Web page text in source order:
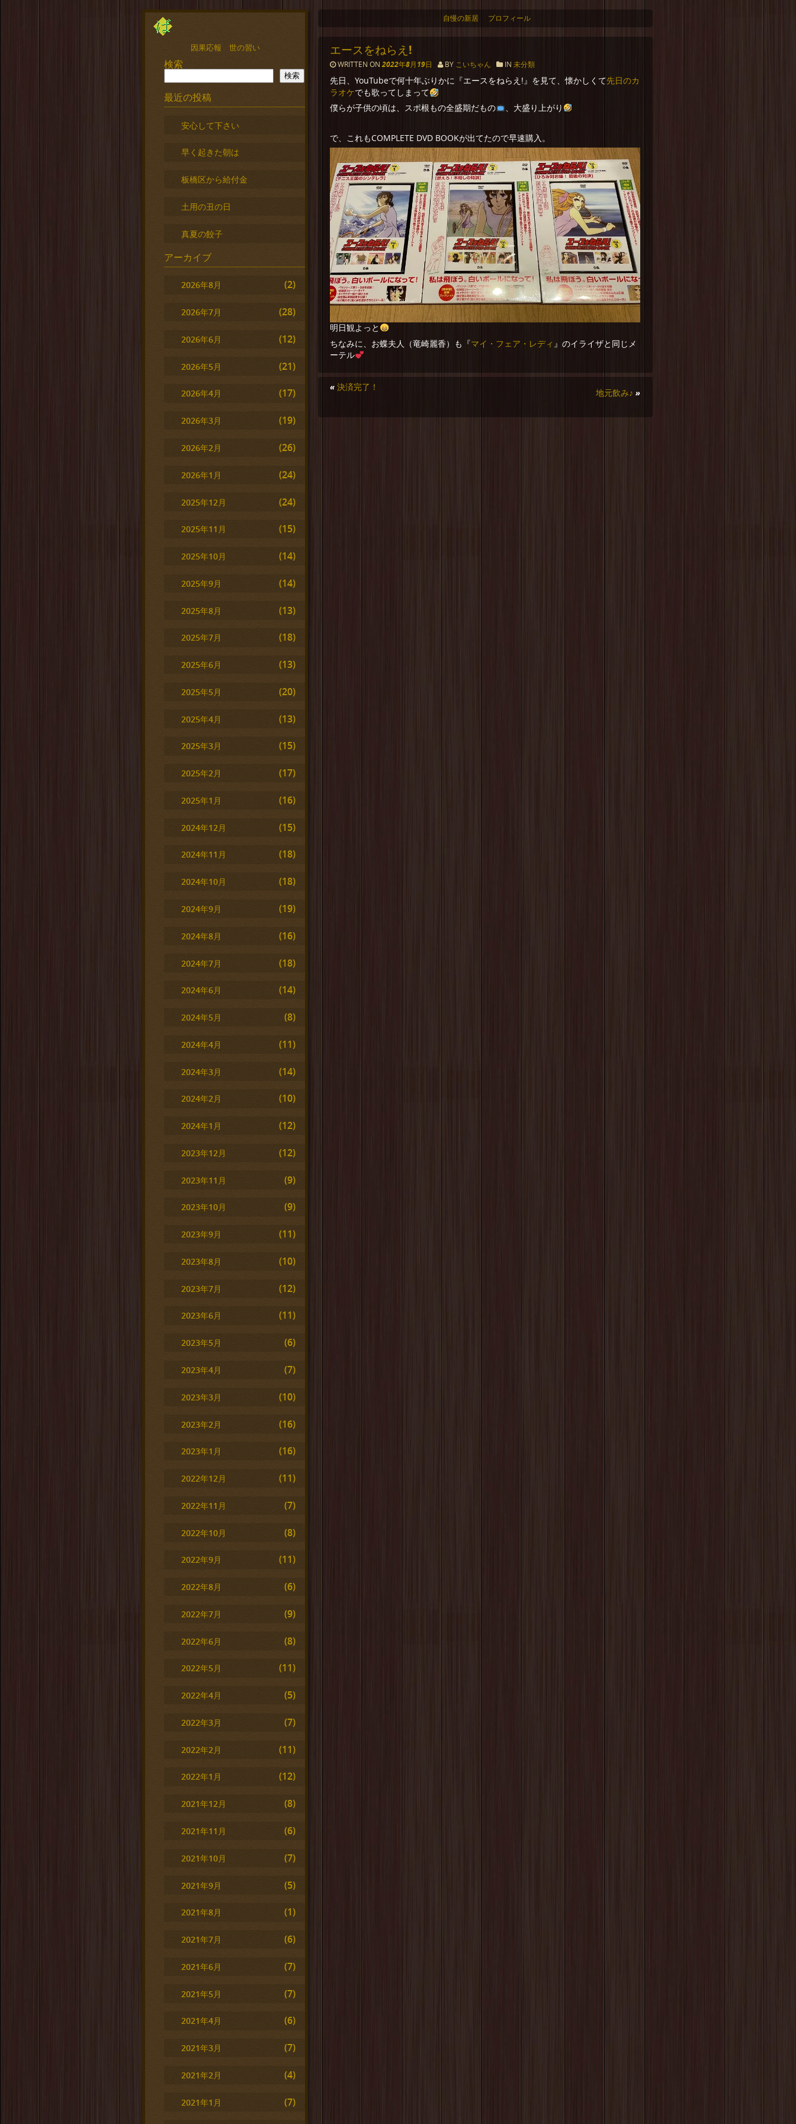
自慢の新居 プロフィール
エースをねらえ!
WRITTEN ON2022年8月19日 BY こいちゃん IN未分類
先日、YouTubeで何十年ぶりかに『エースをねらえ!』を見て、懐かしくて先日のカ
ラオケでも歌ってしまって
僕らが子供の頃は、スポ根もの全盛期だもの
、大盛り上がり
で、これもCOMPLETE DVD BOOKが出てたので早速購入。
明日観よっと
ちなみに、お蝶夫人（竜崎麗香）も『マイ・フェア・レディ 』のイライザと同じメ
ーテル
«決済完了！
地元飲み♪ »
因果応報 世の習い
検索
検索
最近の投稿
安心して下さい
早く起きた朝は
板橋区から給付金
土用の丑の日
真夏の餃子
アーカイブ
2026年8月 (2)
2026年7月 (28)
2026年6月 (12)
2026年5月 (21)
2026年4月 (17)
2026年3月 (19)
2026年2月 (26)
2026年1月 (24)
2025年12月 (24)
2025年11月 (15)
2025年10月 (14)
2025年9月 (14)
2025年8月 (13)
2025年7月 (18)
2025年6月 (13)
2025年5月 (20)
2025年4月 (13)
2025年3月 (15)
2025年2月 (17)
2025年1月 (16)
2024年12月 (15)
2024年11月 (18)
2024年10月 (18)
2024年9月 (19)
2024年8月 (16)
2024年7月 (18)
2024年6月 (14)
2024年5月 (8)
2024年4月 (11)
2024年3月 (14)
2024年2月 (10)
2024年1月 (12)
2023年12月 (12)
2023年11月 (9)
2023年10月 (9)
2023年9月 (11)
2023年8月 (10)
2023年7月 (12)
2023年6月 (11)
2023年5月 (6)
2023年4月 (7)
2023年3月 (10)
2023年2月 (16)
2023年1月 (16)
2022年12月 (11)
2022年11月 (7)
2022年10月 (8)
2022年9月 (11)
2022年8月 (6)
2022年7月 (9)
2022年6月 (8)
2022年5月 (11)
2022年4月 (5)
2022年3月 (7)
2022年2月 (11)
2022年1月 (12)
2021年12月 (8)
2021年11月 (6)
2021年10月 (7)
2021年9月 (5)
2021年8月 (1)
2021年7月 (6)
2021年6月 (7)
2021年5月 (7)
2021年4月 (6)
2021年3月 (7)
2021年2月 (4)
2021年1月 (7)